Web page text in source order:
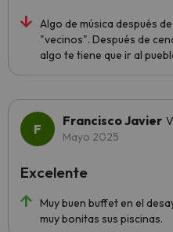
Algo de música después
"vecinos". Después de
algo te tiene que ir al
Francisco Javier
Mayo 2025
Muy buen buffet en el
muy bonitas sus piscinas.
Excelente